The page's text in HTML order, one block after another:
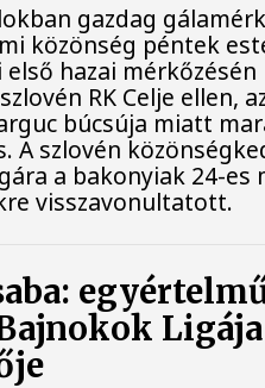
gazdag
közönség péntek
hazai mérkőzésén
RK Celje ellen,
búcsúja miatt
A szlovén
a bakonyiak 24-es
visszavonultatott.
Ligája